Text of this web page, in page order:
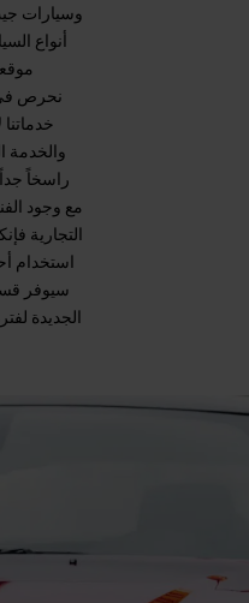
وسيارات
نحرص في
والخدمة
راسخاً
مع وجود
التجارية
استخدام
سيوفر
الجديدة